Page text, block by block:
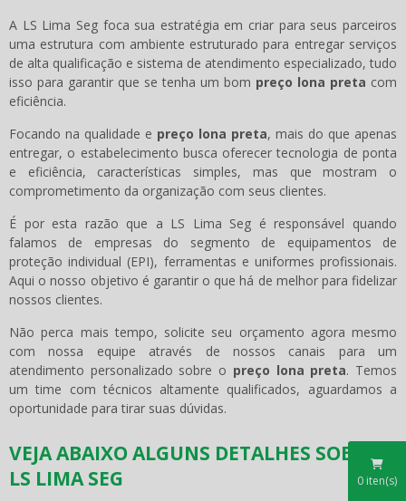
0 iten(s)
A LS Lima Seg foca sua estratégia em criar para seus parceiros
uma estrutura com ambiente estruturado para entregar serviços
de alta qualificação e sistema de atendimento especializado, tudo
isso para garantir que se tenha um bom preço lona preta com
eficiência.
Focando na qualidade e preço lona preta, mais do que apenas
entregar, o estabelecimento busca oferecer tecnologia de ponta
e eficiência, características simples, mas que mostram o
comprometimento da organização com seus clientes.
É por esta razão que a LS Lima Seg é responsável quando
falamos de empresas do segmento de equipamentos de
proteção individual (EPI), ferramentas e uniformes profissionais.
Aqui o nosso objetivo é garantir o que há de melhor para fidelizar
nossos clientes.
Não perca mais tempo, solicite seu orçamento agora mesmo
com nossa equipe através de nossos canais para um
atendimento personalizado sobre o preço lona preta. Temos
um time com técnicos altamente qualificados, aguardamos a
oportunidade para tirar suas dúvidas.
VEJA ABAIXO ALGUNS DETALHES SOBRE A
LS LIMA SEG